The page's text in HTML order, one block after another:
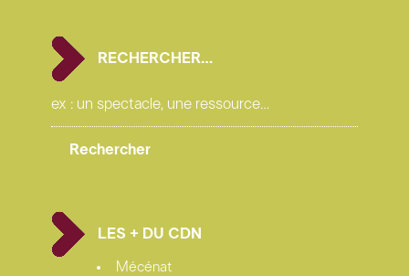
RECHERCHER…
LES + DU CDN
Mécénat